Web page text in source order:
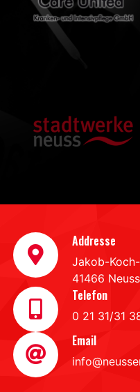
Addresse
Jakob-
41466 Neuss
Telefon
0 21 31/31
Email